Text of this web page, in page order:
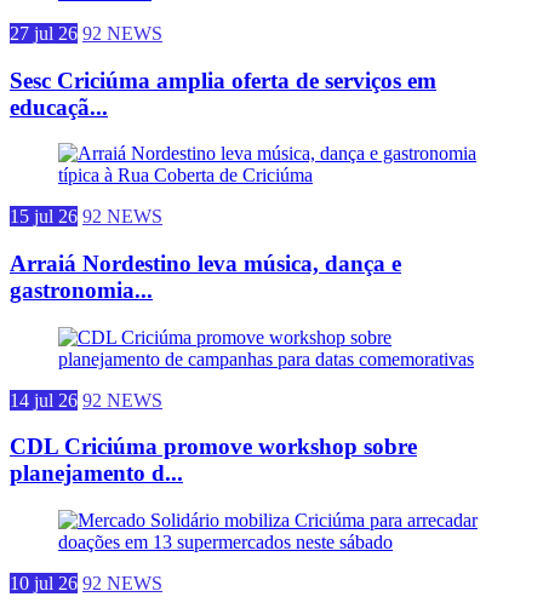
27 jul 26 92 NEWS
Sesc Criciúma amplia oferta de serviços em
educaçã...
15 jul 26 92 NEWS
Arraiá Nordestino leva música, dança e
gastronomia...
14 jul 26 92 NEWS
CDL Criciúma promove workshop sobre
planejamento d...
10 jul 26 92 NEWS